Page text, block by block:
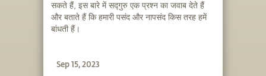
सकते हैं, इस बारे में सद्गुरु एक प्रश्न का जवाब देते हैं
और बताते हैं कि हमारी पसंद और नापसंद किस तरह हमें
बांधती हैं।
Sep 15, 2023